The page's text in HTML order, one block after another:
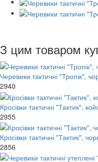
З цим товаром
Черевики тактичні "Тропік",
2940
Кросівки тактичні "Тактик",
2955
Кросівки тактичні "Тактик",
2856